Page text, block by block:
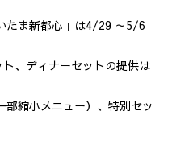
たま新都心」は4/29 ～5/6
、ディナーセットの提供は
縮小メニュー）、特別セッ